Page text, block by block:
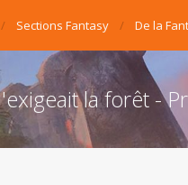
Sections Fantasy De la
la forêt -